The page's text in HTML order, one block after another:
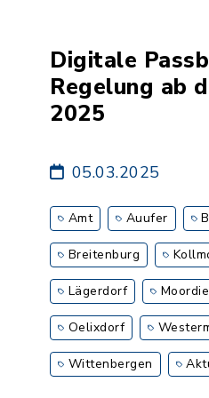
Digitale
Regelung ab
2025
05.03.2025
Amt Auufer
Breitenburg
Lägerdorf
Oelixdorf
Wittenbergen